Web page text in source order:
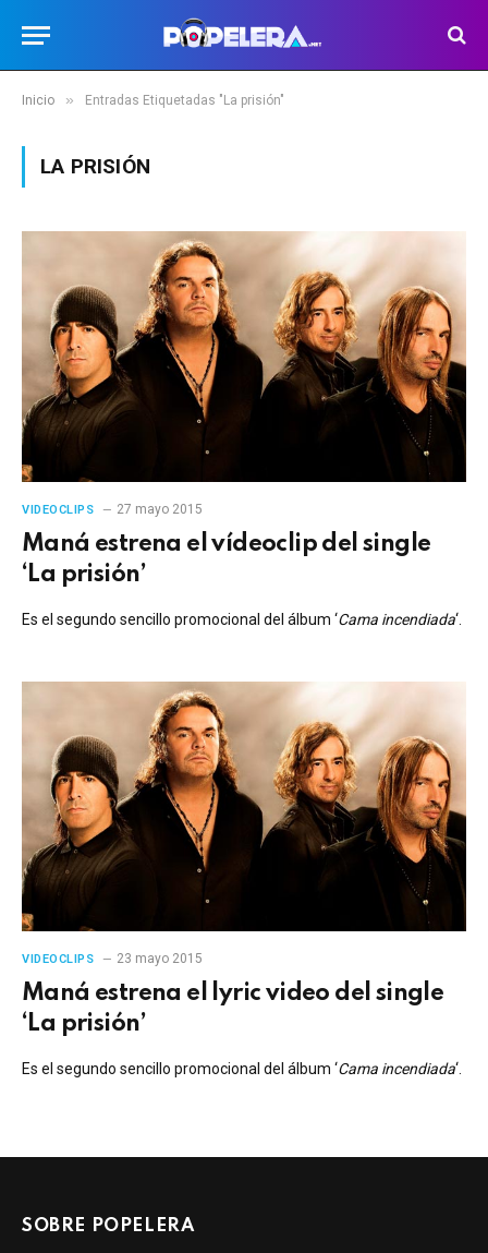
Inicio » Entradas Etiquetadas "La prisión"
LA PRISIÓN
VIDEOCLIPS 27 mayo 2015
Maná estrena el vídeoclip del single
‘La prisión’
Es el segundo sencillo promocional del álbum ‘Cama incendiada‘.
VIDEOCLIPS 23 mayo 2015
Maná estrena el lyric video del single
‘La prisión’
Es el segundo sencillo promocional del álbum ‘Cama incendiada‘.
SOBRE POPELERA